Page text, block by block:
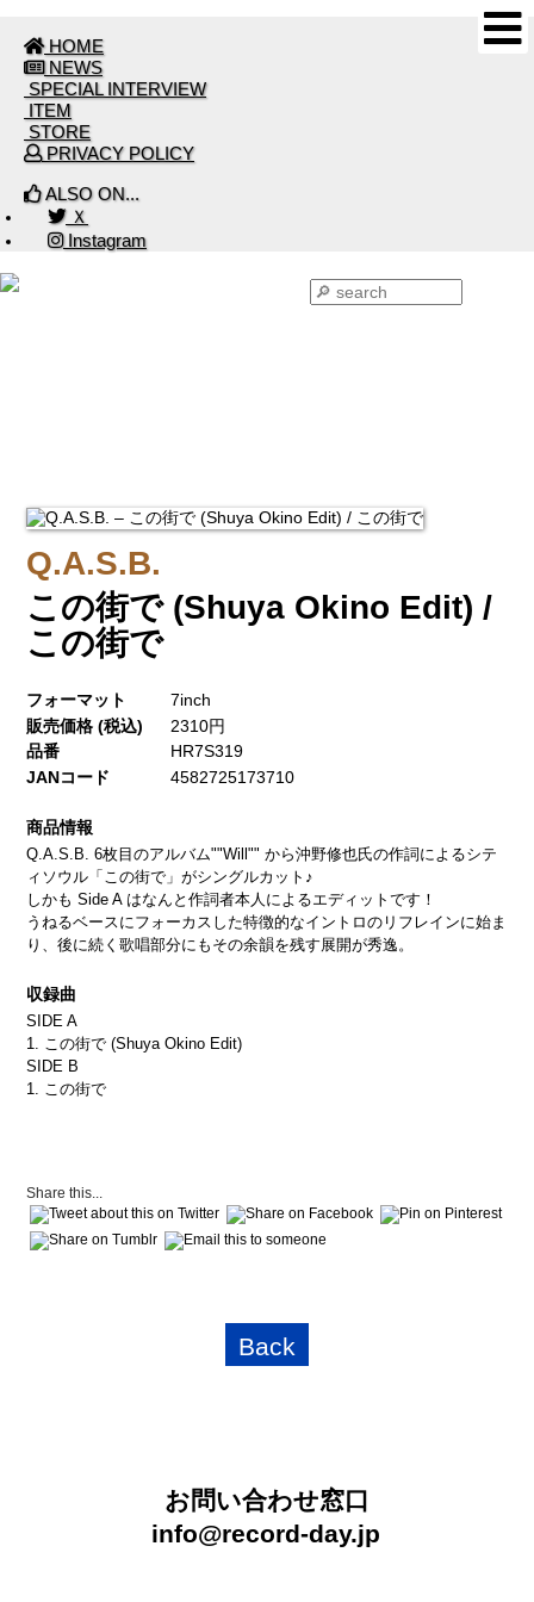
HOME
NEWS
SPECIAL INTERVIEW
ITEM
STORE
PRIVACY POLICY
ALSO ON...
Ｘ
Instagram
Q.A.S.B.
この街で (Shuya Okino Edit) /
この街で
フォーマット
7inch
販売価格 (税込)
2310円
品番
HR7S319
JANコード
4582725173710
商品情報
Q.A.S.B. 6枚目のアルバム""Will"" から沖野修也氏の作詞によるシテ
ィソウル「この街で」がシングルカット♪
しかも Side A はなんと作詞者本人によるエディットです！
うねるベースにフォーカスした特徴的なイントロのリフレインに始ま
り、後に続く歌唱部分にもその余韻を残す展開が秀逸。
収録曲
SIDE A
1. この街で (Shuya Okino Edit)
SIDE B
1. この街で
Share this...
Back
お問い合わせ窓口
info@record-day.jp